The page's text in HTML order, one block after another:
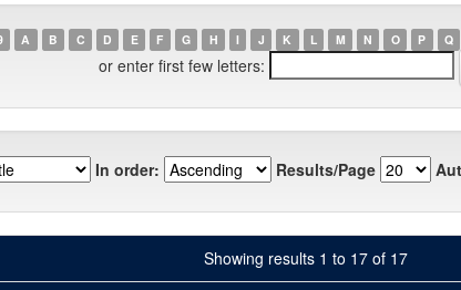
A B C D E F G H I J K L M N O P Q
or enter first few letters:
In order: Results/Page
Showing results 1 to 17 of 17